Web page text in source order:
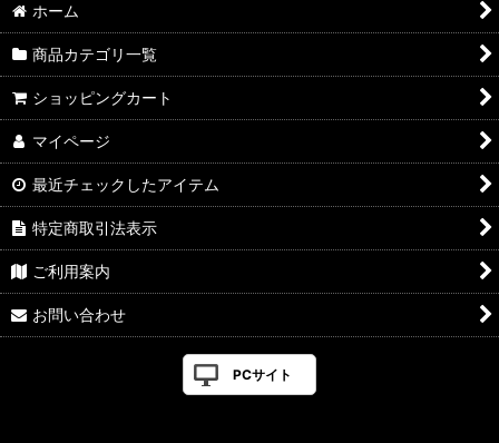
並び順:
ホーム
商品カテゴリ一覧
ショッピングカート
マイページ
最近チェックしたアイテム
特定商取引法表示
ご利用案内
お問い合わせ
PCサイト